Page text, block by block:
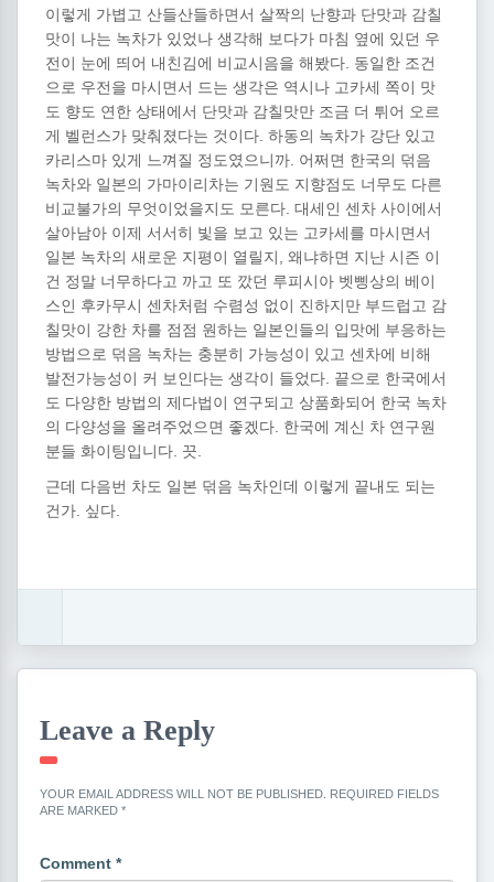
이렇게 가볍고 산들산들하면서 살짝의 난향과 단맛과 감칠
맛이 나는 녹차가 있었나 생각해 보다가 마침 옆에 있던 우
전이 눈에 띄어 내친김에 비교시음을 해봤다. 동일한 조건
으로 우전을 마시면서 드는 생각은 역시나 고카세 쪽이 맛
도 향도 연한 상태에서 단맛과 감칠맛만 조금 더 튀어 오르
게 벨런스가 맞춰졌다는 것이다. 하동의 녹차가 강단 있고
카리스마 있게 느껴질 정도였으니까. 어쩌면 한국의 덖음
녹차와 일본의 가마이리차는 기원도 지향점도 너무도 다른
비교불가의 무엇이었을지도 모른다. 대세인 센차 사이에서
살아남아 이제 서서히 빛을 보고 있는 고카세를 마시면서
일본 녹차의 새로운 지평이 열릴지, 왜냐하면 지난 시즌 이
건 정말 너무하다고 까고 또 깠던 루피시아 벳삥상의 베이
스인 후카무시 센차처럼 수렴성 없이 진하지만 부드럽고 감
칠맛이 강한 차를 점점 원하는 일본인들의 입맛에 부응하는
방법으로 덖음 녹차는 충분히 가능성이 있고 센차에 비해
발전가능성이 커 보인다는 생각이 들었다. 끝으로 한국에서
도 다양한 방법의 제다법이 연구되고 상품화되어 한국 녹차
의 다양성을 올려주었으면 좋겠다. 한국에 계신 차 연구원
분들 화이팅입니다. 끗.
근데 다음번 차도 일본 덖음 녹차인데 이렇게 끝내도 되는
건가. 싶다.
Leave a Reply
YOUR EMAIL ADDRESS WILL NOT BE PUBLISHED. REQUIRED FIELDS
ARE MARKED *
Comment *